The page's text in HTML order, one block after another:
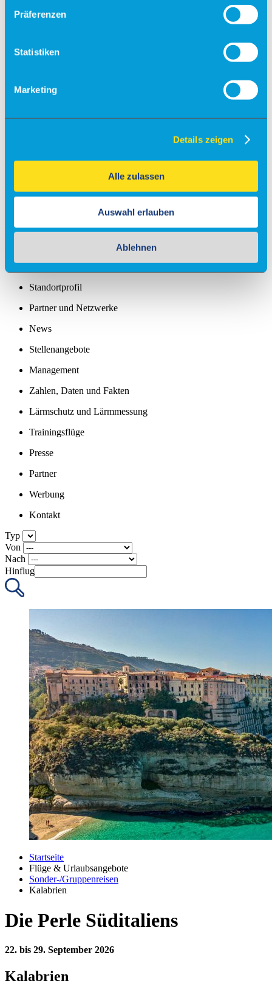
Präferenzen
Statistiken
Marketing
Details zeigen
Alle zulassen
Auswahl erlauben
Ablehnen
Fallschirmsprung
Events
Partner
Flugschulen & Vereine
Fly-Ins
Gastronomie
Gewerbeobjekte
Standortprofil
Partner und Netzwerke
News
Stellenangebote
Management
Zahlen, Daten und Fakten
Lärmschutz und Lärmmessung
Trainingsflüge
Presse
Partner
Werbung
Kontakt
Typ
Von
Nach
Hinflug
Startseite
Flüge & Urlaubsangebote
Sonder-/Gruppenreisen
Kalabrien
Die Perle Süditaliens
22. bis 29. September 2026
Kalabrien